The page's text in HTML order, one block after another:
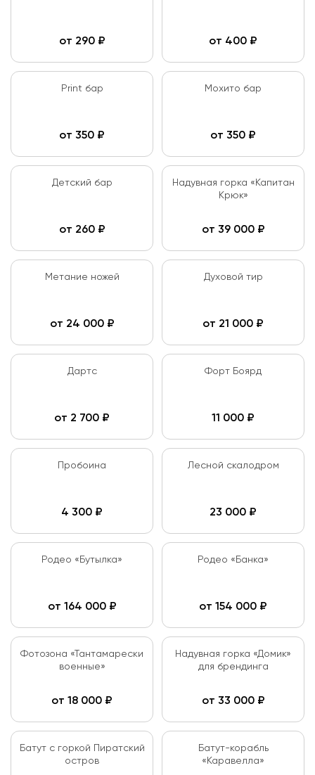
от 290₽ от 400 ₽
Print бар
от 350 ₽
Мохито бар
от 350 ₽
Детский бар
от 260₽
Надувная горка «Капитан
Крюк»
от 39 000₽
Метание ножей
от 24 000₽
Духовой тир
от 21 000 ₽
Дартс
от 2 700 ₽
Форт Боярд
11 000 ₽
Пробоина
4 300 ₽
Лесной скалодром
23 000 ₽
Родео «Бутылка»
от 164 000₽
Родео «Банка»
от 154 000 ₽
Фотозона «Тантамарески
военные»
от 18 000 ₽
Надувная горка «Домик»
для брендинга
от 33 000₽
Батут с горкой Пиратский
остров
Батут-корабль
«Каравелла»